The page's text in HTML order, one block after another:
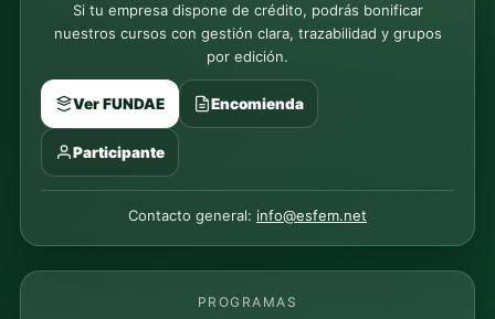
Si tu empresa dispone de crédito, podrás bonificar
nuestros cursos con gestión clara, trazabilidad y grupos
por edición.
Ver FUNDAE Encomienda
Participante
Contacto general: info@esfem.net
PROGRAMAS